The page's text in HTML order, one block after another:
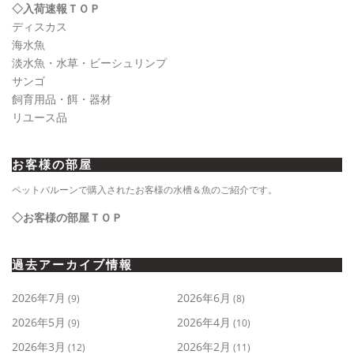
◇入荷速報ＴＯＰ
ディスカス
海水魚
淡水魚・水草・ビーシュリンプ
サンゴ
飼育用品・餌・器材
リユース品
お客様の部屋
ペットバルーンで購入されたお客様の水槽＆魚のご紹介です。
◇お客様の部屋ＴＯＰ
過去アーカイブ情報
2026年7月 (9) 2026年6月 (8)
2026年5月 (9) 2026年4月 (10)
2026年3月 (12) 2026年2月 (11)